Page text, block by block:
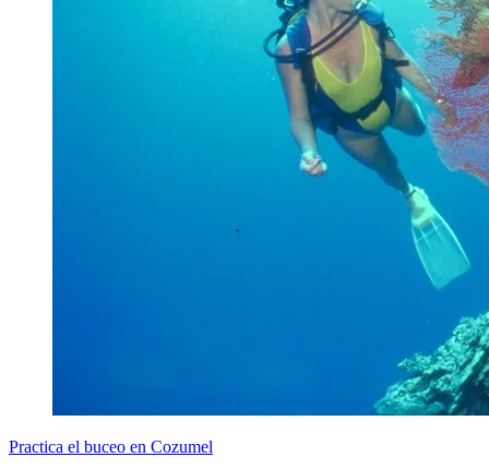
Practica el buceo en Cozumel